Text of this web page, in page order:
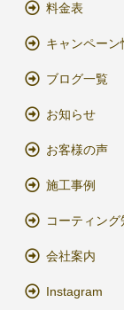
料金表
キャンペーン
ブログ一覧
お知らせ
お客様の声
施工事例
コーティング
会社案内
Instagram